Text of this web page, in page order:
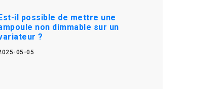
il possible de mettre une
non dimmable sur un
?
05-05